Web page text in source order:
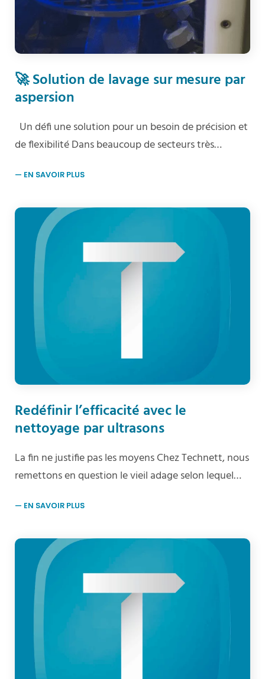
🚀 Solution de lavage sur mesure par
aspersion
Un défi une solution pour un besoin de précision et
de flexibilité Dans beaucoup de secteurs très…
Redéfinir l’efficacité avec le
nettoyage par ultrasons
La fin ne justifie pas les moyens Chez Technett, nous
remettons en question le vieil adage selon lequel…